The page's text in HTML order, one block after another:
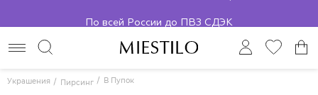
Украшения Пирсинг В Пупок